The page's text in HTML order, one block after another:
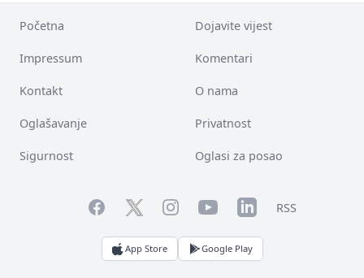
Početna Dojavite vijest
Impressum Komentari
Kontakt O nama
Oglašavanje Privatnost
Sigurnost Oglasi za posao
FacebookTwitterInstagramYouTubeLinkedInRSS
App Store Google Play